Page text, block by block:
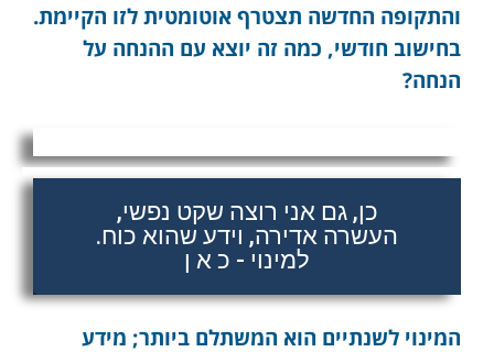
והתקופה החדשה תצטרף אוטומטית לזו הקיימת.
בחישוב חודשי, כמה זה יוצא עם ההנחה על
הנחה?
כן, גם אני רוצה שקט נפשי,
העשרה אדירה, וידע שהוא כוח.
למינוי - כ א ן
המינוי לשנתיים הוא המשתלם ביותר; מידע